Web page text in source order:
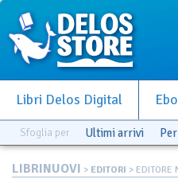
Libri Delos Digital
Sfoglia per Ultimi arrivi
LIBRINUOVI > EDITORI > EDITORE